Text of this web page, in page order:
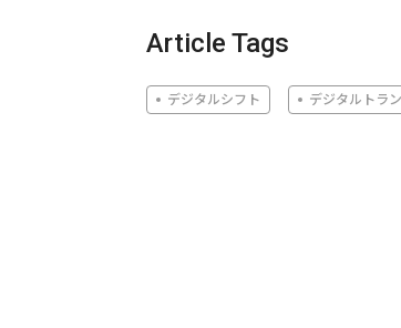
Article Tags
デジタルシフト デジタルトラ